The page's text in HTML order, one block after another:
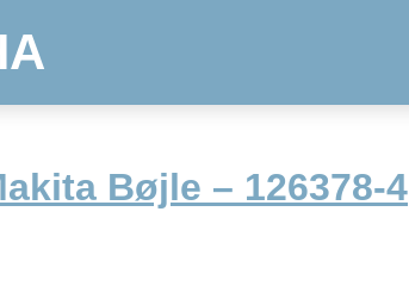
Bøjle – 126378-4